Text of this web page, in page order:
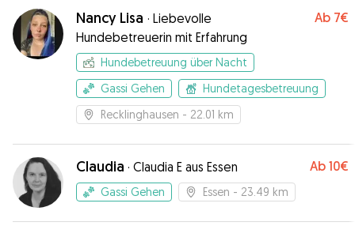
Nancy Lisa · Liebevolle
Hundebetreuerin mit Erfahrung
Ab 7€
Hundebetreuung über Nacht
Gassi Gehen
Hundetagesbetreuung
Recklinghausen - 22.01 km
Claudia · Claudia E aus Essen Ab 10€
Gassi Gehen Essen - 23.49 km